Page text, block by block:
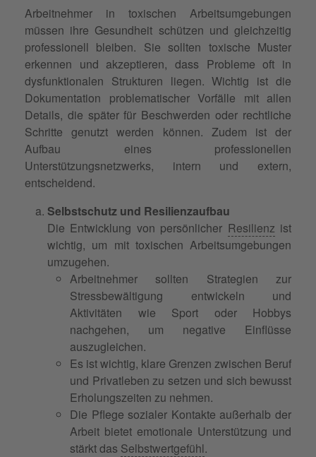
Arbeitnehmer in toxischen Arbeitsumgebungen
müssen ihre Gesundheit schützen und gleichzeitig
professionell bleiben. Sie sollten toxische Muster
erkennen und akzeptieren, dass Probleme oft in
dysfunktionalen Strukturen liegen. Wichtig ist die
Dokumentation problematischer Vorfälle mit allen
Details, die später für Beschwerden oder rechtliche
Schritte genutzt werden können. Zudem ist der
Aufbau eines professionellen
Unterstützungsnetzwerks, intern und extern,
entscheidend.
Selbstschutz und Resilienzaufbau
Die Entwicklung von persönlicher Resilienz ist
wichtig, um mit toxischen Arbeitsumgebungen
umzugehen.
Arbeitnehmer sollten Strategien zur
Stressbewältigung entwickeln und
Aktivitäten wie Sport oder Hobbys
nachgehen, um negative Einflüsse
auszugleichen.
Es ist wichtig, klare Grenzen zwischen Beruf
und Privatleben zu setzen und sich bewusst
Erholungszeiten zu nehmen.
Die Pflege sozialer Kontakte außerhalb der
Arbeit bietet emotionale Unterstützung und
stärkt das Selbstwertgefühl.